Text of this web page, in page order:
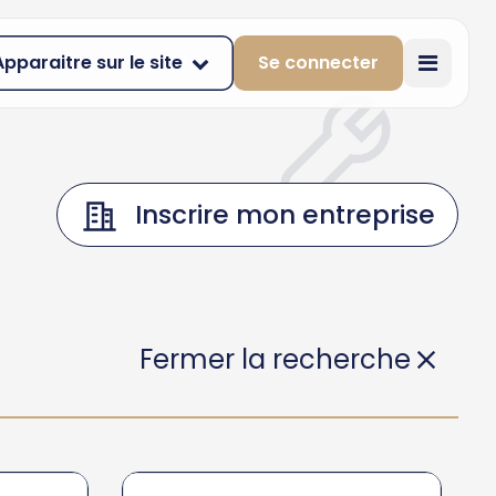
sur le site Se connecter
Inscrire mon entreprise
Fermer la recherche